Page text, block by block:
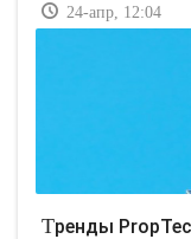
24-апр, 12:04
Тренды PropTech 2023-2024: что ждёт рынок в